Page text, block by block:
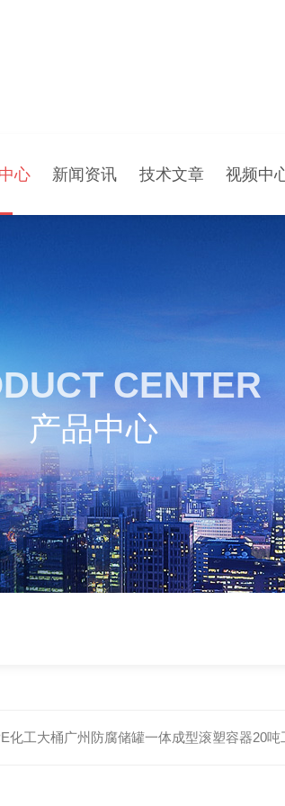
心 新闻资讯 技术文章 视频中
CENTER
产品中心
化工大桶广州防腐储罐一体成型滚塑容器20吨